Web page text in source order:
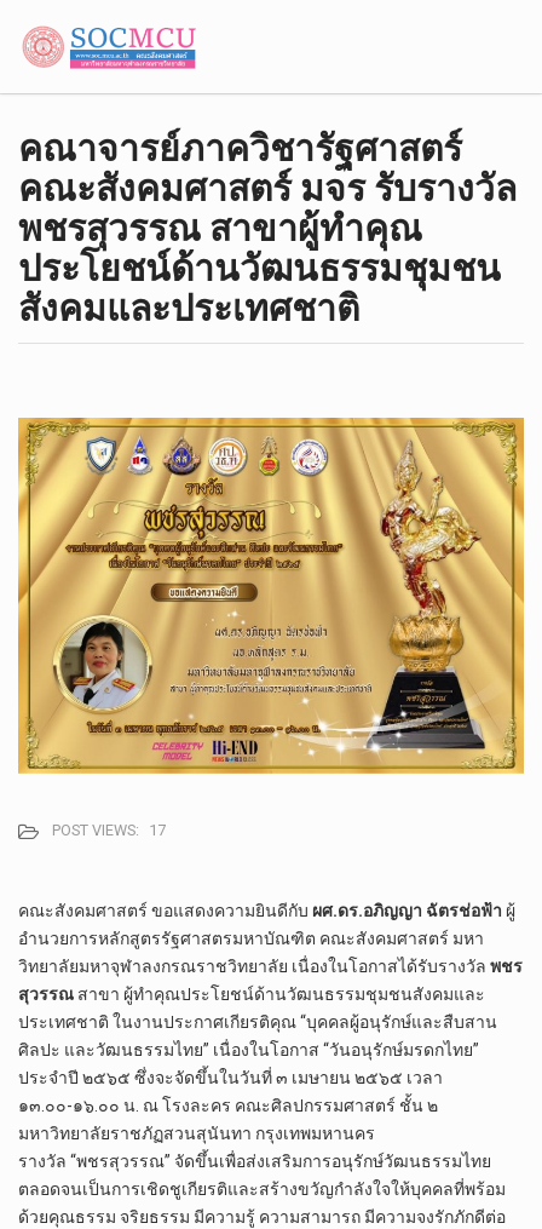
คณาจารย์ภาควิชา​รัฐศาสตร์​
คณะสังคม​ศาสตร์​ มจร​ รับรางวัล​
พชรสุวรรณ สาขา​ผู้ทำคุณ​
ประโยชน์​ด้านวัฒนธรรม​ชุมชน
สังคมและประเทศชาติ
POST VIEWS: 17
คณะสังคมศาสตร์​ ขอ​แสดง​ความยินดี​กับ​ ผศ.ดร.อภิญญา​ ฉัตร​ช่อฟ้า ​ ผู้​
อำนวยการ​หลักสูตร​รัฐศาสตร​มหาบัณฑิต​ คณะสังคม​ศาสตร์​ มหา​
วิทยาลัย​มหา​จุฬา​ลง​ก​รณ​ราช​วิทยาลัย​ เนื่องในโอกาส​ได้รับรางวัล​ พชร
สุวรรณ ​ สาขา​ ผู้ทำคุณ​ประโยชน์​ด้านวัฒนธรรม​ชุมชนสังคมและ
ประเทศชาติ​ ในงานประกาศ​​เกียรติ​คุณ​ “บุคคล​ผู้​อนุรักษ์​และสืบสาน​
ศิลปะ​ และวัฒนธร​รม​ไทย” เนื่องในโอกาส​ “วันอนุรักษ์​มรดก​ไทย”
ประจำปี​ ๒๕​๖​๕​ ซึ่งจะจัดขึ้น​ใน​วันที่​ ๓ เมษายน​ ๒๕๖๕​ เวลา​
๑๓.๐๐-๑๖.๐๐ น. ณ โรงละคร คณะศิลปกรรมศาสตร์ ชั้น ๒
มหาวิทยาลัยราชภัฏสวนสุนันทา กรุงเทพมหานคร
รางวัล “พชรสุวรรณ” จัดขึ้นเพื่อส่งเสริมการอนุรักษ์วัฒนธรรมไทย
ตลอดจนเป็นการเชิดชูเกียรติและสร้างขวัญกำลังใจให้บุคคลที่พร้อม
ด้วยคุณธรรม จริยธรรม มีความรู้ ความสามารถ มีความจงรักภักดีต่อ